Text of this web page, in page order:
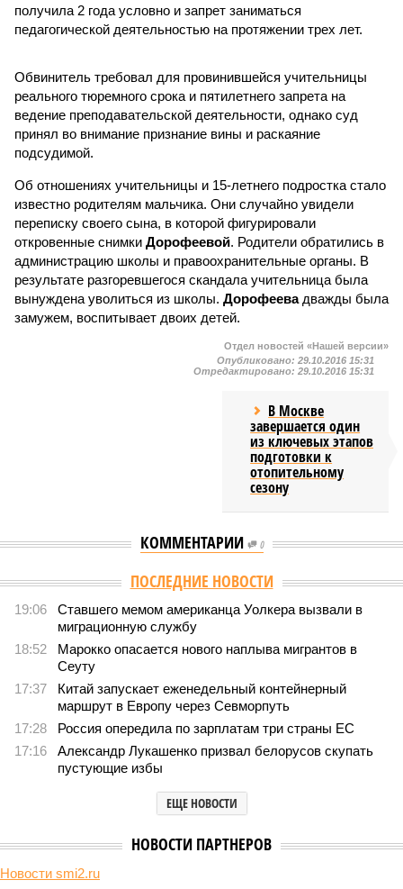
получила 2 года условно и запрет заниматься
педагогической деятельностью на протяжении трех лет.
Обвинитель требовал для провинившейся учительницы
реального тюремного срока и пятилетнего запрета на
ведение преподавательской деятельности, однако суд
принял во внимание признание вины и раскаяние
подсудимой.
Об отношениях учительницы и 15-летнего подростка стало
известно родителям мальчика. Они случайно увидели
переписку своего сына, в которой фигурировали
откровенные снимки Дорофеевой. Родители обратились в
администрацию школы и правоохранительные органы. В
результате разгоревшегося скандала учительница была
вынуждена уволиться из школы. Дорофеевадважды была
замужем, воспитывает двоих детей.
Отдел новостей «Нашей версии»
Опубликовано: 29.10.2016 15:31
Отредактировано: 29.10.2016 15:31
В Москве
завершается один
из ключевых этапов
подготовки к
отопительному
сезону
КОММЕНТАРИИ 0
Версия //Общество //
Земля уже не раз показывала человечеству свой
крутой нрав – когда покажет снова?
Земля уже не раз показывала человечеству свой крутой
нрав – когда покажет снова?
Последние времена
Земля уже не раз показывала человечеству свой крутой нрав – когда
покажет снова? (фото: АР-ТАСС)
Природа постоянно вступает в противоречие с нами. Ведь пока
она стремится всё на планете держать в балансе, человечество